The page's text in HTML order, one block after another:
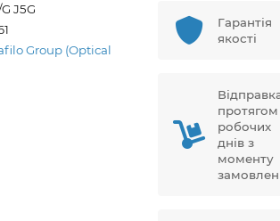
J5G
Group (Optical
Гарантія
якості
протягом
робочих
днів з
моменту